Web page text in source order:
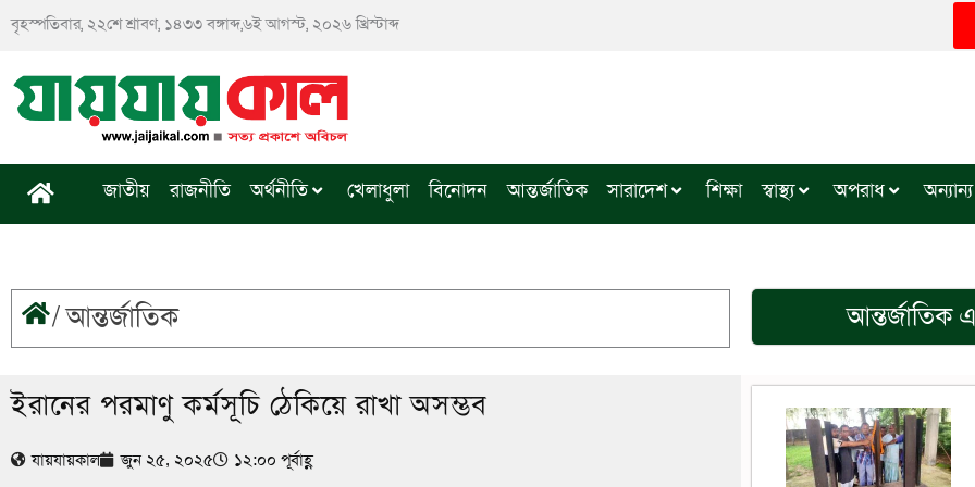
বৃহস্পতিবার, ২২শে শ্রাবণ, ১৪৩৩ বঙ্গাব্দ,৬ই আগস্ট, ২০২৬ খ্রিস্টাব্দ
জাতীয় রাজনীতি অর্থনীতি খেলাধুলা বিনোদন আন্তর্জাতিক সারাদেশ শিক্ষা স্বাস্থ্য অপরাধ অন্যান্য
/আন্তর্জাতিক আন্তর্জাতিক
ইরানের পরমাণু কর্মসূচি ঠেকিয়ে রাখা অসম্ভব
যায়যায়কাল জুন ২৫, ২০২৫ ১২:০০ পূর্বাহ্ণ